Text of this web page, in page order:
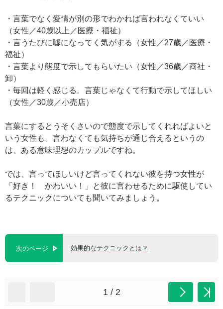
・言葉でなく愛情が別の形でわかれば言われなくていい
（女性／40歳以上／医療・福祉）
・言うたびに嘘になってく気がする（女性／27歳／医療・
福祉）
・言葉より態度で示してもらいたい（女性／36歳／商社・
卸）
・毎回は軽く感じる。言葉じゃなくて行動で示してほしい
（女性／30歳／小売店）
言葉にするとうそくさいので態度で示してくれればよいと
いう女性も。言わなくても気持ちが通じ合えるというの
は、ある意味理想のカップルですね。
では、言ってほしいけど言ってくれない彼を持つ女性が
「好き！ かわいい！」と彼に言わせるために駆使してい
るテクニックについても聞いてみましょう。
次のページ 効果的なテクニックとは？
1 / 2